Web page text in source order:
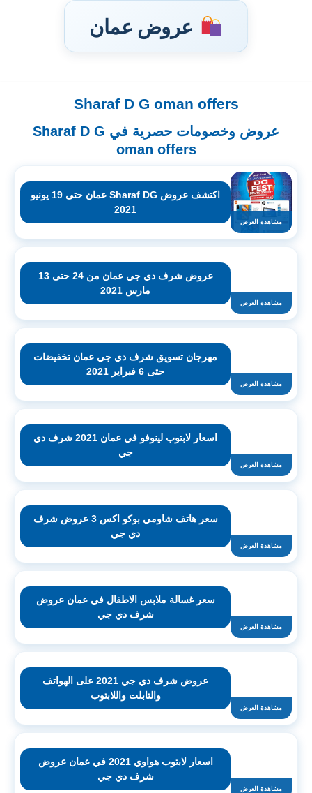
عروض عمان
Sharaf D G oman offers
عروض وخصومات حصرية في Sharaf D G
oman offers
مشاهدة العرض
اكتشف عروض Sharaf DG عمان حتى 19 يونيو
2021
مشاهدة العرض
عروض شرف دي جي عمان من 24 حتى 13
مارس 2021
مشاهدة العرض
مهرجان تسويق شرف دي جي عمان تخفيضات
حتى 6 فبراير 2021
مشاهدة العرض
اسعار لابتوب لينوفو في عمان 2021 شرف دي
جي
مشاهدة العرض
سعر هاتف شاومي بوكو اكس 3 عروض شرف
دي جي
مشاهدة العرض
سعر غسالة ملابس الاطفال في عمان عروض
شرف دي جي
مشاهدة العرض
عروض شرف دي جي 2021 على الهواتف
والتابلت واللابتوب
مشاهدة العرض
اسعار لابتوب هواوي 2021 في عمان عروض
شرف دي جي